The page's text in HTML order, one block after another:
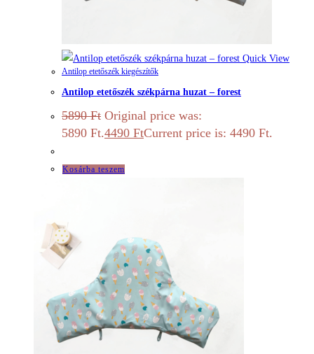
Quick View
Antilop etetőszék kiegészítők
Antilop etetőszék székpárna huzat – forest
5890Ft Original price was:
5890 Ft.4490 FtCurrent price is: 4490 Ft.
Kosárba teszem